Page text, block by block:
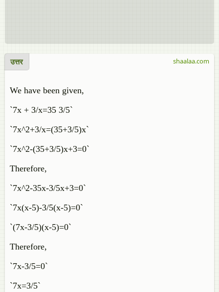
उत्तर
We have been given,
`7x + 3/x=35 3/5`
`7x^2+3/x=(35+3/5)x`
`7x^2-(35+3/5)x+3=0`
Therefore,
`7x^2-35x-3/5x+3=0`
`7x(x-5)-3/5(x-5)=0`
`(7x-3/5)(x-5)=0`
Therefore,
`7x-3/5=0`
`7x=3/5`
shaalaa.com